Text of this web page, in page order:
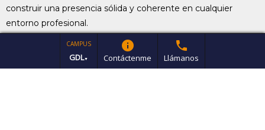
CAMPUS
GDL▼
info
Contáctenme
phone
Llámanos
construir una presencia sólida y coherente en cualquier
entorno profesional.
ESTE PROGRAMA ES PARA TI SI